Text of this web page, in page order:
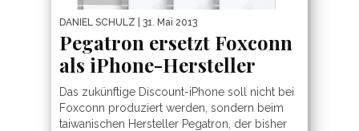
DANIEL SCHULZ | 31. Mai 2013
Pegatron ersetzt Foxconn
als iPhone-Hersteller
Das zukünftige Discount-iPhone soll nicht bei
Foxconn produziert werden, sondern beim
taiwanischen Hersteller Pegatron, der bisher